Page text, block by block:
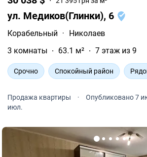
ул. Медиков(Глинки), 6
Корабельный ·
Николаев
3 комнаты
63.1 м² 7 этаж из 9
Срочно Спокойный район
Продажа квартиры · Опубликовано 7
июл.